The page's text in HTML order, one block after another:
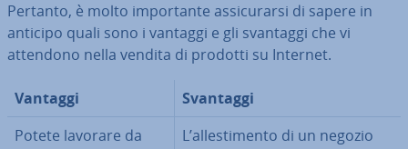
Pertanto, è molto im­por­tan­te as­si­cu­rar­si di sapere in
anticipo quali sono i vantaggi e gli svantaggi che vi
attendono nella vendita di prodotti su Internet.
Vantaggi
Svantaggi
Potete lavorare da
L’al­le­sti­men­to di un negozio